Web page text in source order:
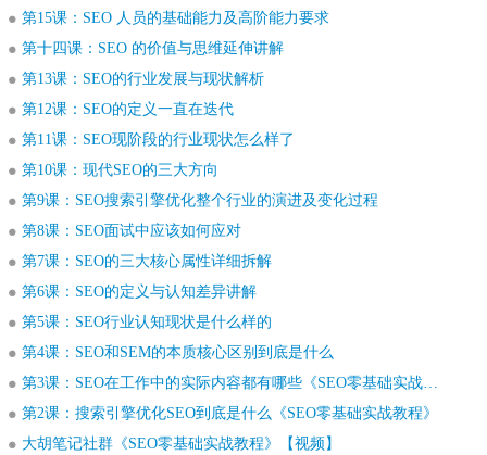
第15课：SEO 人员的基础能力及高阶能力要求
第十四课：SEO 的价值与思维延伸讲解
第13课：SEO的行业发展与现状解析
第12课：SEO的定义一直在迭代
第11课：SEO现阶段的行业现状怎么样了
第10课：现代SEO的三大方向
第9课：SEO搜索引擎优化整个行业的演进及变化过程
第8课：SEO面试中应该如何应对
第7课：SEO的三大核心属性详细拆解
第6课：SEO的定义与认知差异讲解
第5课：SEO行业认知现状是什么样的
第4课：SEO和SEM的本质核心区别到底是什么
第3课：SEO在工作中的实际内容都有哪些《SEO零基础实战教程》
第2课：搜索引擎优化SEO到底是什么《SEO零基础实战教程》
大胡笔记社群《SEO零基础实战教程》【视频】